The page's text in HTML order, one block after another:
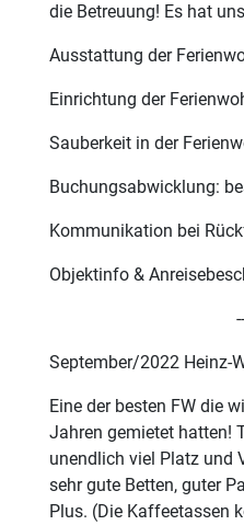
die Betreuung! Es hat
Ausstattung der
Einrichtung der
Sauberkeit in der
Buchungsabwicklung:
Kommunikation bei
Objektinfo &
September/2022 Heinz-
Eine der besten FW die
Jahren gemietet hatten!
unendlich viel Platz und
sehr gute Betten, guter
Plus. (Die Kaffeetassen